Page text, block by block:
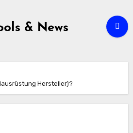
& News
Hersteller)?